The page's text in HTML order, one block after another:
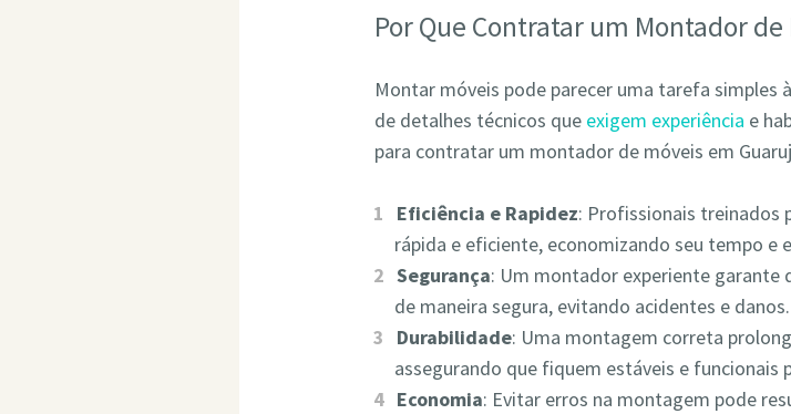
Por Que Contratar um Montador
Montar móveis pode parecer uma tarefa simples
de detalhes técnicos que exigem experiência e
para contratar um montador de móveis em
Eficiência e Rapidez: Profissionais treinados
rápida e eficiente, economizando seu tempo e
Segurança: Um montador experiente garante
de maneira segura, evitando acidentes e danos.
Durabilidade: Uma montagem correta
assegurando que fiquem estáveis e funcionais
Economia: Evitar erros na montagem pode